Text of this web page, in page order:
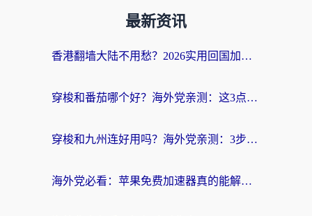
最新资讯
香港翻墙大陆不用愁？2026实用回国加速器指南：从选到用一步到位
穿梭和番茄哪个好？海外党亲测：这3点帮你选对回国加速器
穿梭和九州连好用吗？海外党亲测：3步选对回国加速器，无缝刷国内剧玩国服
海外党必看：苹果免费加速器真的能解决回国访问难题吗？附实测对比与全平台方案